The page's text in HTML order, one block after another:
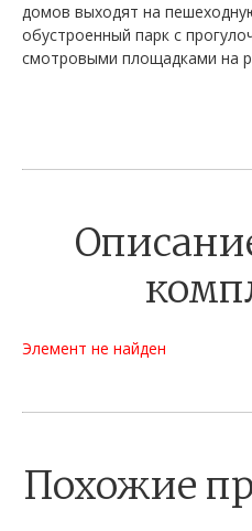
домов выходят на
обустроенный парк с
смотровыми площадками на
Элемент не найден
Похожие